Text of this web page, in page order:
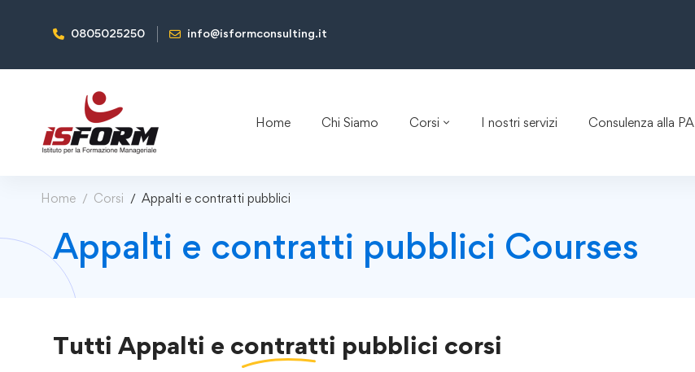
0805025250 info@isformconsulting.it
Home Chi Siamo Corsi I nostri servizi Consulenza alla PA
Home Corsi Appalti e contratti pubblici
Appalti e contratti pubblici Courses
Tutti Appalti e contratti pubblici corsi